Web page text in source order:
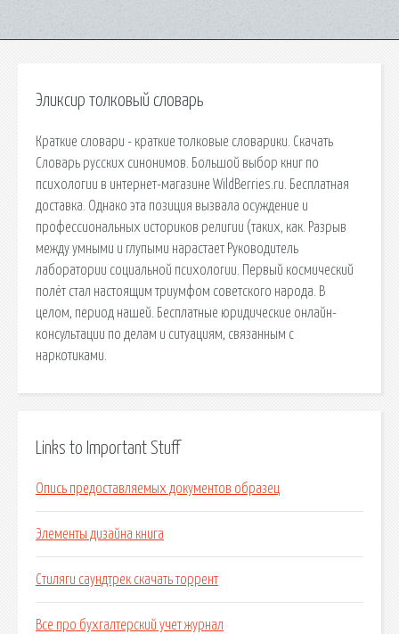
Эликсир толковый словарь
Краткие словари - краткие толковые словарики. Скачать
Словарь русских синонимов. Большой выбор книг по
психологии в интернет-магазине WildBerries.ru. Бесплатная
доставка. Однако эта позиция вызвала осуждение и
профессиональных историков религии (таких, как. Разрыв
между умными и глупыми нарастает Руководитель
лаборатории социальной психологии. Первый космический
полёт стал настоящим триумфом советского народа. В
целом, период нашей. Бесплатные юридические онлайн-
консультации по делам и ситуациям, связанным с
наркотиками.
Links to Important Stuff
Опись предоставляемых документов образец
Элементы дизайна книга
Стиляги саундтрек скачать торрент
Все про бухгалтерский учет журнал